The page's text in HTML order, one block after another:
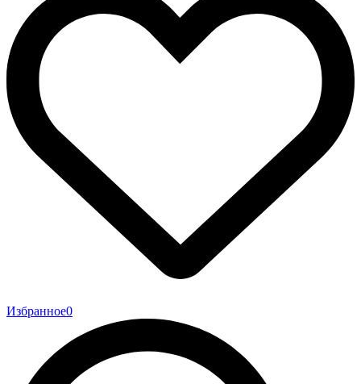
Избранное0